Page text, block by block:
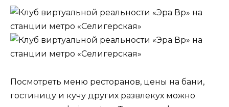
Посмотреть меню ресторанов, цены на бани,
гостиницу и кучу других развлекух можно